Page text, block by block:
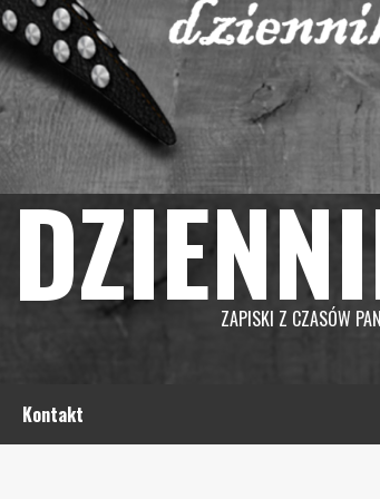
ZAPISKI Z CZASÓW
Kontakt